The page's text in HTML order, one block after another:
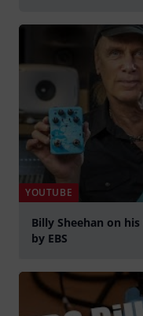
YOUTUBE
Billy Sheehan on
by EBS